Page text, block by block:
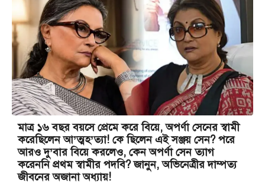
মাত্র ১৬ বছর বয়সে প্রেমে করে বিয়ে, অপর্ণা সেনের স্বামী
করেছিলেন আ’ত্মহ’ত্যা! কে ছিলেন এই সঞ্জয় সেন? পরে
আরও দু’বার বিয়ে করলেও, কেন অপর্ণা সেন ত্যাগ
করেননি প্রথম স্বামীর পদবি? জানুন, অভিনেত্রীর দাম্পত্য
জীবনের অজানা অধ্যায়!